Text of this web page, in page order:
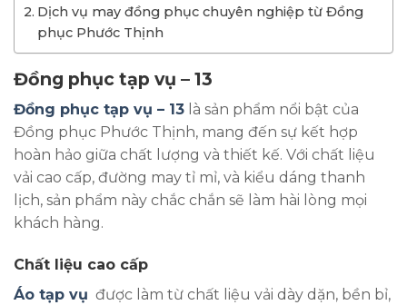
Dịch vụ may đồng phục chuyên nghiệp từ Đồng
phục Phước Thịnh
Đồng phục tạp vụ – 13
Đồng phục tạp vụ – 13 là sản phẩm nổi bật của
Đồng phục Phước Thịnh, mang đến sự kết hợp
hoàn hảo giữa chất lượng và thiết kế. Với chất liệu
vải cao cấp, đường may tỉ mỉ, và kiểu dáng thanh
lịch, sản phẩm này chắc chắn sẽ làm hài lòng mọi
khách hàng.
Chất liệu cao cấp
Áo tạp vụ được làm từ chất liệu vải dày dặn, bền bỉ,